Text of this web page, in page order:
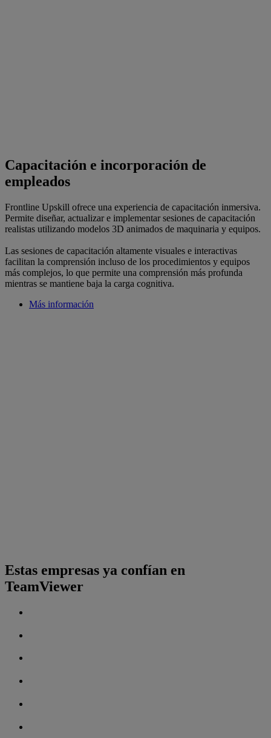
Capacitación e incorporación de
empleados
Frontline Upskill ofrece una experiencia de capacitación inmersiva.
Permite diseñar, actualizar e implementar sesiones de capacitación
realistas utilizando modelos 3D animados de maquinaria y equipos.
Las sesiones de capacitación altamente visuales e interactivas
facilitan la comprensión incluso de los procedimientos y equipos
más complejos, lo que permite una comprensión más profunda
mientras se mantiene baja la carga cognitiva.
Más información
Estas empresas ya confían en
TeamViewer